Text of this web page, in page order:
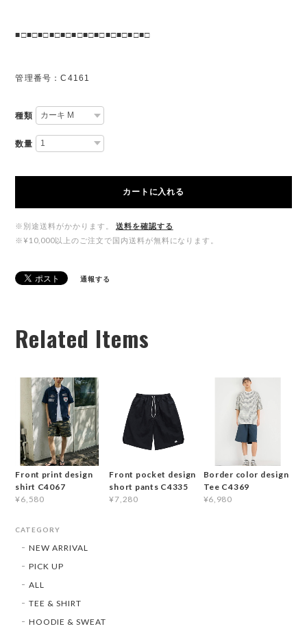
■□■□■□■□■□■□■□■□■□■□■□■□
管理番号：C4161
種類
数量
カートに入れる
※別途送料がかかります。
送料を確認する
※¥10,000以上のご注文で国内送料が無料になります。
通報する
Related Items
Front print design
shirt C4067
¥6,580
Front pocket design
short pants C4335
¥7,280
Border color design
Tee C4369
¥6,980
CATEGORY
NEW ARRIVAL
PICK UP
ALL
TEE & SHIRT
HOODIE & SWEAT